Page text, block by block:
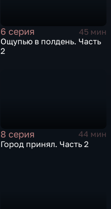
6 серия
45 мин
Ощупью в полдень. Часть
2
8 серия
44 мин
Город принял. Часть 2